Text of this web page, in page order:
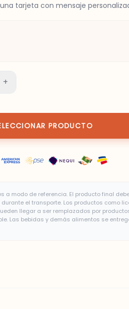
tarjeta con mensaje
+
PRODUCTO
a modo de referencia. El producto final
el transporte. Los productos como
llegar a ser remplazados por
Las bebidas y demás alimentos se